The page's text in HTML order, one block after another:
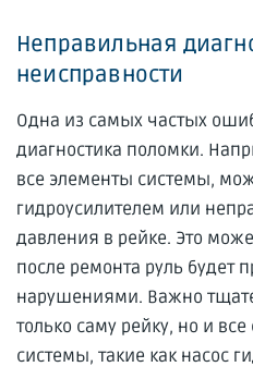
Неправильная
неисправности
Одна из самых частых
диагностика поломки.
все элементы системы,
гидроусилителем или
давления в рейке. Это
после ремонта руль будет
нарушениями. Важно
только саму рейку, но и
системы, такие как насос